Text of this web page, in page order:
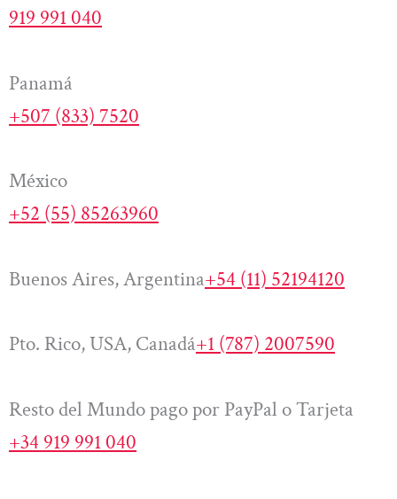
919 991 040
Panamá
+507 (833) 7520
México
+52 (55) 85263960
Buenos Aires, Argentina+54 (11) 52194120
Pto. Rico, USA, Canadá+1 (787) 2007590
Resto del Mundo pago por PayPal o Tarjeta
+34 919 991 040